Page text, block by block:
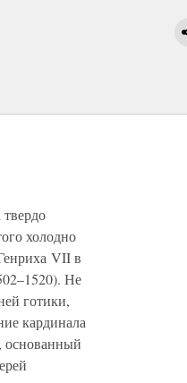
холодно
VII в
Не
готики,
кардинала
основанный